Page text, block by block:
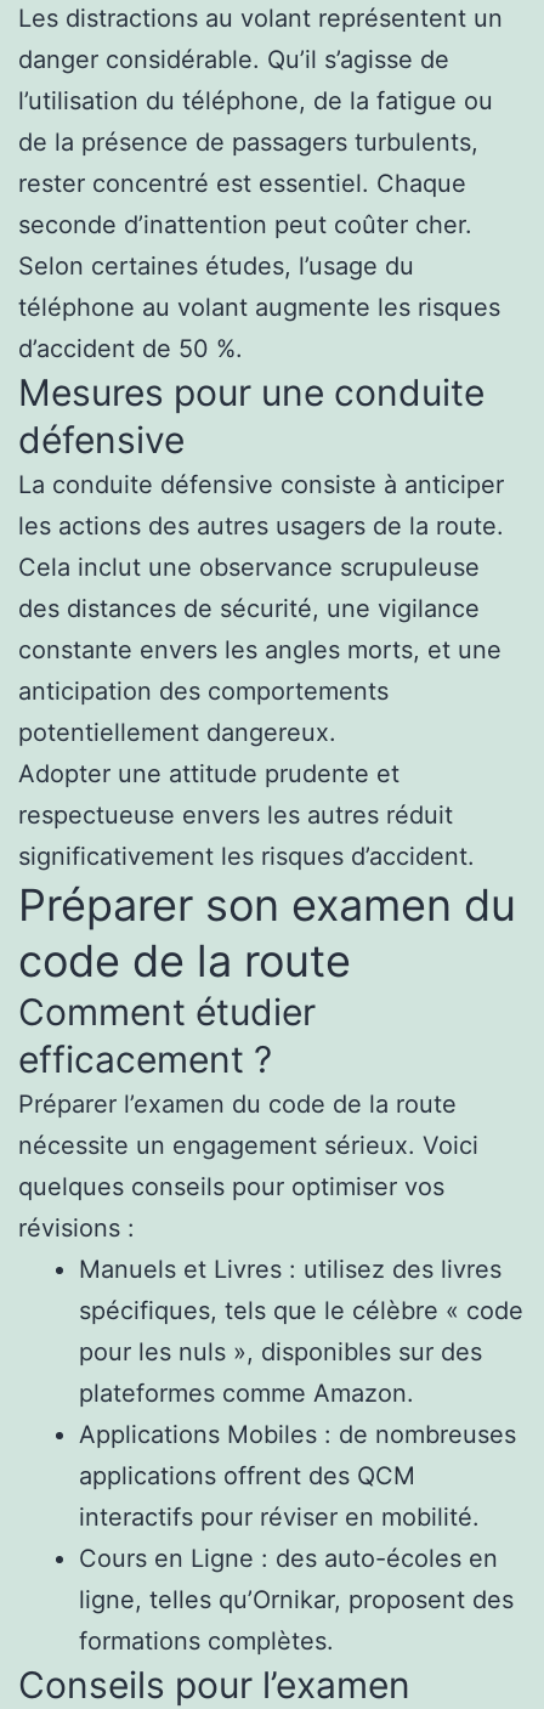
Les distractions au volant représentent un
danger considérable. Qu’il s’agisse de
l’utilisation du téléphone, de la fatigue ou
de la présence de passagers turbulents,
rester concentré est essentiel. Chaque
seconde d’inattention peut coûter cher.
Selon certaines études, l’usage du
téléphone au volant augmente les risques
d’accident de 50 %.
Mesures pour une conduite
défensive
La conduite défensive consiste à anticiper
les actions des autres usagers de la route.
Cela inclut une observance scrupuleuse
des distances de sécurité, une vigilance
constante envers les angles morts, et une
anticipation des comportements
potentiellement dangereux.
Adopter une attitude prudente et
respectueuse envers les autres réduit
significativement les risques d’accident.
Préparer son examen du
code de la route
Comment étudier
efficacement ?
Préparer l’examen du code de la route
nécessite un engagement sérieux. Voici
quelques conseils pour optimiser vos
révisions :
Manuels et Livres : utilisez des livres
spécifiques, tels que le célèbre « code
pour les nuls », disponibles sur des
plateformes comme Amazon.
Applications Mobiles : de nombreuses
applications offrent des QCM
interactifs pour réviser en mobilité.
Cours en Ligne : des auto-écoles en
ligne, telles qu’Ornikar, proposent des
formations complètes.
Conseils pour l’examen